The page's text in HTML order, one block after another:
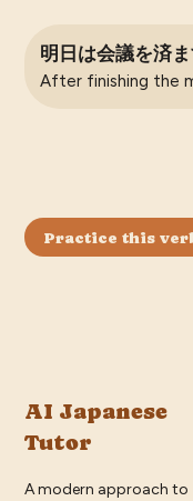
明日は会議を済ま
After finishing the
Practice this
AI Japanese
Tutor
A modern approach to